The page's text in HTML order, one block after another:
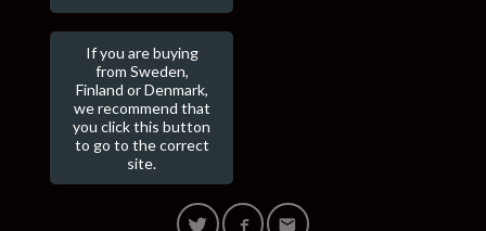
If you are buying
from Sweden,
Finland or Denmark,
we recommend that
you click this button
to go to the correct
site.